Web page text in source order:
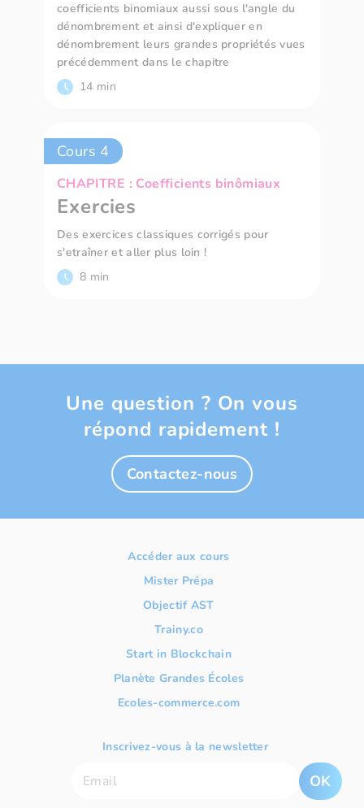
coefficients binomiaux aussi sous l'angle du
dénombrement et ainsi d'expliquer en
dénombrement leurs grandes propriétés vues
précédemment dans le chapitre
14 min
Cours 4
CHAPITRE : Coefficients binômiaux
Exercies
Des exercices classiques corrigés pour
s'etraîner et aller plus loin !
8 min
Une question ? On vous
répond rapidement !
Contactez-nous
Accéder aux cours
Mister Prépa
Objectif AST
Trainy.co
Start in Blockchain
Planète Grandes Écoles
Ecoles-commerce.com
Inscrivez-vous à la newsletter
OK